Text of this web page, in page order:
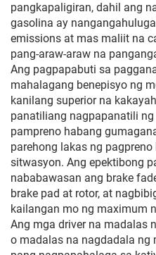
pangkapaligiran, dahil ang
gasolina ay
emissions at mas maliit na
pang-araw-araw na
Ang pagpapabuti sa
mahalagang benepisyo ng
kanilang superior na
panatiliang nagpapanatili
pampreno habang
parehong lakas ng
sitwasyon. Ang epektibong
nababawasan ang brake
brake pad at rotor, at
kailangan mo ng maximum
Ang mga driver na madalas
o madalas na nagdadala ng